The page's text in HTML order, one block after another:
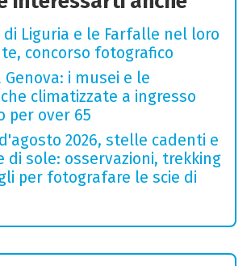
di Liguria e le Farfalle nel loro
concorso fotografico
Genova: i musei e le
climatizzate a ingresso
per over 65
2026, stelle cadenti e
di sole: osservazioni, trekking
per fotografare le scie di